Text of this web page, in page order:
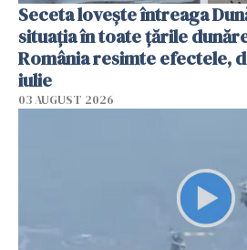
Seceta lovește întreaga
situația în toate țările
România resimte efectele,
iulie
03 AUGUST 2026